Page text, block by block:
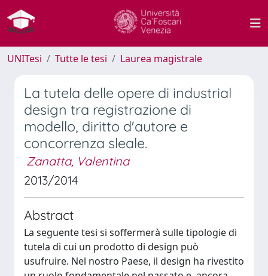
UNITesi Tutte le tesi Laurea magistrale
La tutela delle opere di industrial
design tra registrazione di
modello, diritto d'autore e
concorrenza sleale.
Zanatta, Valentina
2013/2014
Abstract
La seguente tesi si soffermerà sulle tipologie di
tutela di cui un prodotto di design può
usufruire. Nel nostro Paese, il design ha rivestito